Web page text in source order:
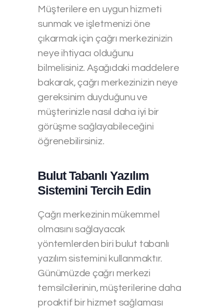
Müşterilere en uygun hizmeti
sunmak ve işletmenizi öne
çıkarmak için çağrı merkezinizin
neye ihtiyacı olduğunu
bilmelisiniz. Aşağıdaki maddelere
bakarak, çağrı merkezinizin neye
gereksinim duyduğunu ve
müşterinizle nasıl daha iyi bir
görüşme sağlayabileceğini
öğrenebilirsiniz.
Bulut Tabanlı Yazılım
Sistemini Tercih Edin
Çağrı merkezinin mükemmel
olmasını sağlayacak
yöntemlerden biri bulut tabanlı
yazılım sistemini kullanmaktır.
Günümüzde çağrı merkezi
temsilcilerinin, müşterilerine daha
proaktif bir hizmet sağlaması